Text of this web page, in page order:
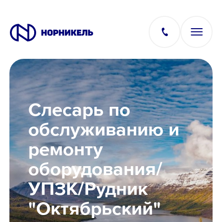
Вакансии
Производство
Офис
IT
Студентам
Слесарь по
обслуживанию и
ремонту
оборудования/
УПЗК/Рудник
"Октябрьский"